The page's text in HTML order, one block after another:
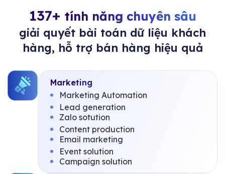
137+ tính năng chuyên sâu
giải quyết bài toán dữ liệu khách
hàng, hỗ trợ bán hàng hiệu quả
Marketing
Marketing Automation
Lead generation
Zalo sotution
Content production
Email marketing
Event solution
Campaign solution